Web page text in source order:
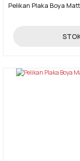
Pelikan Plaka Boya